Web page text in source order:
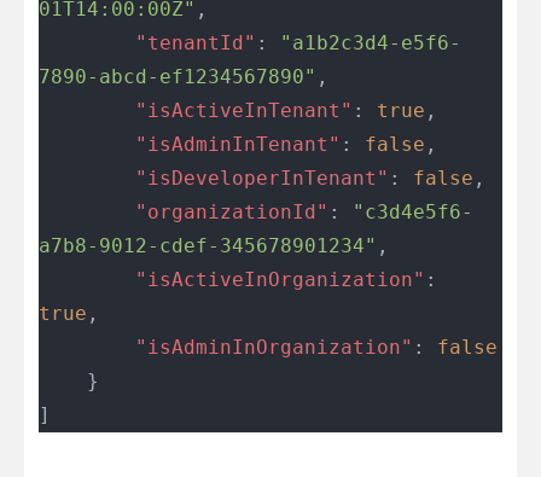
01T14:00:00Z" ,
		"tenantId"
:
"a1b2c3d4-e5f6-
7890-abcd-ef1234567890" ,
		"isActiveInTenant"
: true ,
		"isAdminInTenant"
: false ,
		"isDeveloperInTenant"
: false ,
		"organizationId"
:
"c3d4e5f6-
a7b8-9012-cdef-345678901234" ,
		"isActiveInOrganization"
true ,
		"isAdminInOrganization"
: false
	}
]